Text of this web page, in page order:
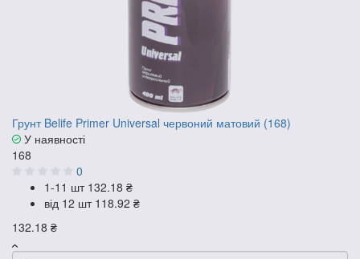
Грунт Belife Primer Universal червоний матовий (168)
У наявності
168
0
1-11 шт 132.18 ₴
від 12 шт 118.92 ₴
132.18 ₴